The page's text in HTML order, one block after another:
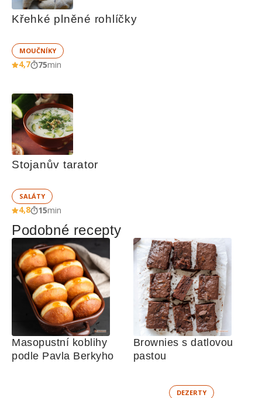
Křehké plněné rohlíčky
MOUČNÍKY
4,7 75min
Stojanův tarator
SALÁTY
4,8 15min
Podobné recepty
Masopustní koblihy
podle Pavla Berkyho
Brownies s datlovou
pastou
DEZERTY